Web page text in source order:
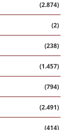
(2.874)
(2)
(238)
(1.457)
(794)
(2.491)
(414)